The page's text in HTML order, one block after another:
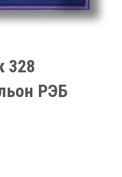
328
РЭБ